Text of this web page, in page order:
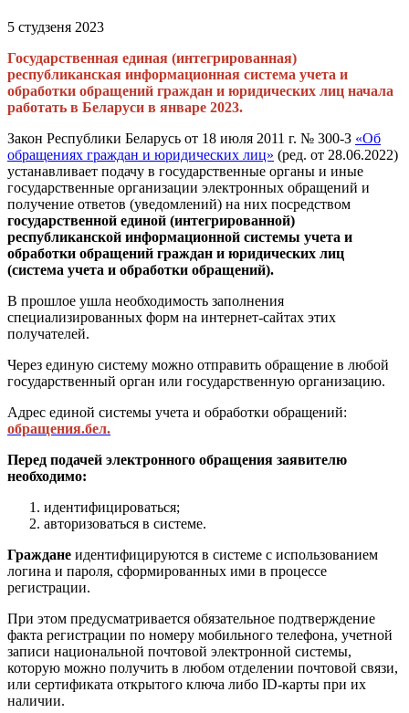
5 студзеня 2023
Государственная единая (интегрированная)
республиканская информационная система учета и
обработки обращений граждан и юридических лиц начала
работать в Беларуси в январе 2023.
Закон Республики Беларусь от 18 июля 2011 г. № 300-З «Об
обращениях граждан и юридических лиц» (ред. от 28.06.2022)
устанавливает подачу в государственные органы и иные
государственные организации электронных обращений и
получение ответов (уведомлений) на них посредством
государственной единой (интегрированной)
республиканской информационной системы учета и
обработки обращений граждан и юридических лиц
(система учета и обработки обращений).
В прошлое ушла необходимость заполнения
специализированных форм на интернет-сайтах этих
получателей.
Через единую систему можно отправить обращение в любой
государственный орган или государственную организацию.
Адрес единой системы учета и обработки обращений:
обращения.бел.
Перед подачей электронного обращения заявителю
необходимо:
идентифицироваться;
авторизоваться в системе.
Граждане идентифицируются в системе с использованием
логина и пароля, сформированных ими в процессе
регистрации.
При этом предусматривается обязательное подтверждение
факта регистрации по номеру мобильного телефона, учетной
записи национальной почтовой электронной системы,
которую можно получить в любом отделении почтовой связи,
или сертификата открытого ключа либо ID-карты при их
наличии.